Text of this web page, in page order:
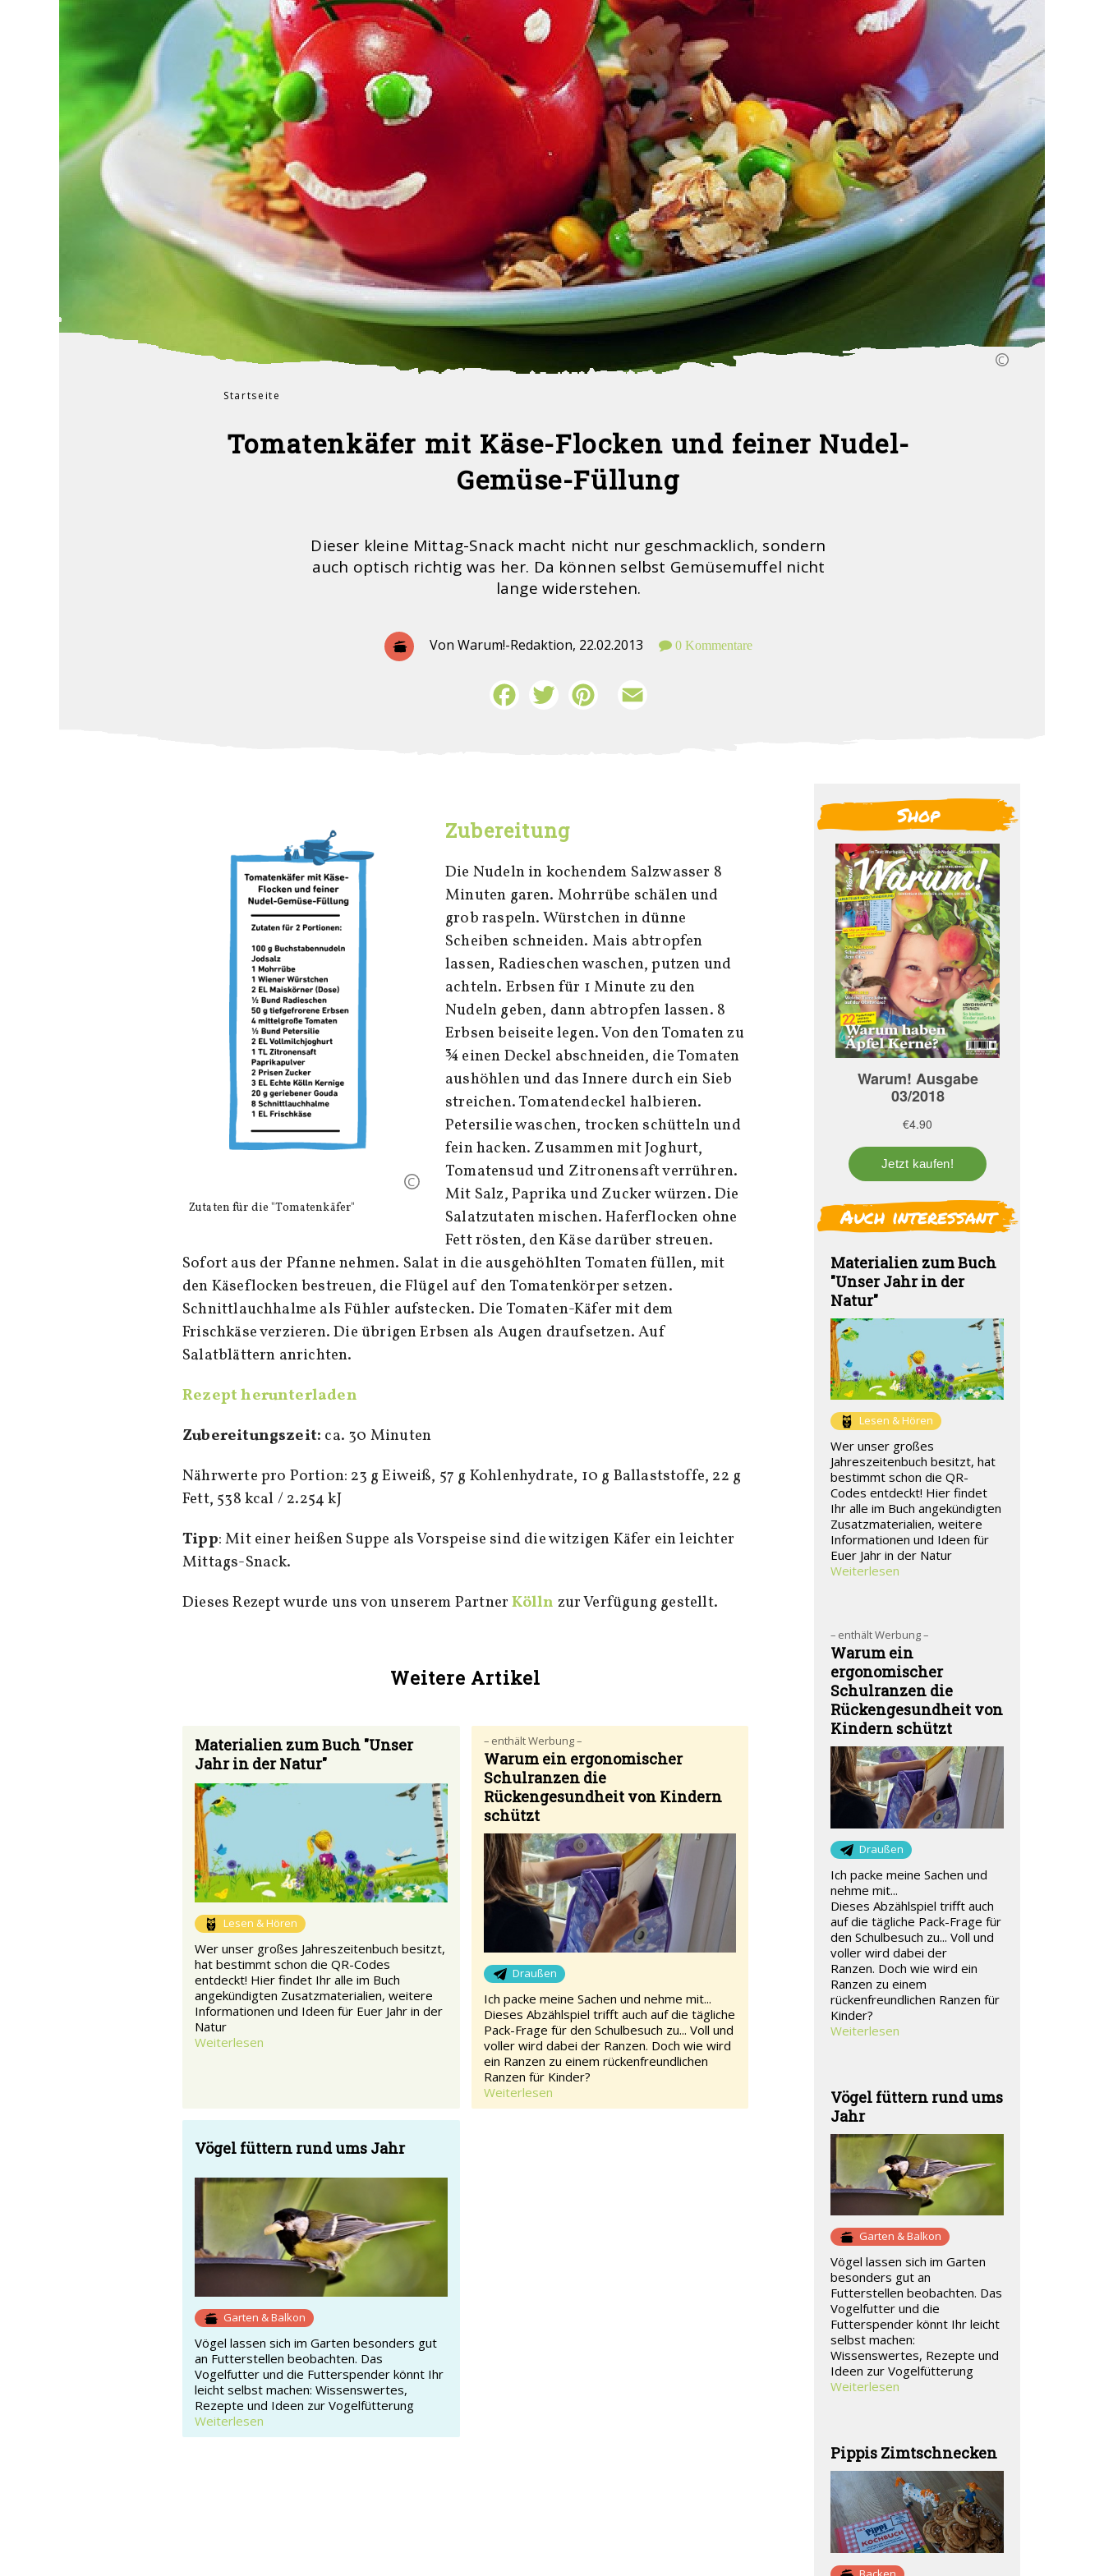
Startseite
Tomatenkäfer mit Käse-Flocken und feiner Nudel-
Gemüse-Füllung
Dieser kleine Mittag-Snack macht nicht nur geschmacklich, sondern
auch optisch richtig was her. Da können selbst Gemüsemuffel nicht
lange widerstehen.
Von Warum!-Redaktion, 22.02.2013 0 Kommentare
FacebookTwitter Pinterest
Zutaten für die "Tomatenkäfer"
Zubereitung
Die Nudeln in kochendem Salzwasser 8
Minuten garen. Mohrrübe schälen und
grob raspeln. Würstchen in dünne
Scheiben schneiden. Mais abtropfen
lassen, Radieschen waschen, putzen und
achteln. Erbsen für 1 Minute zu den
Nudeln geben, dann abtropfen lassen. 8
Erbsen beiseite legen. Von den Tomaten zu
¾ einen Deckel abschneiden, die Tomaten
aushöhlen und das Innere durch ein Sieb
streichen. Tomatendeckel halbieren.
Petersilie waschen, trocken schütteln und
fein hacken. Zusammen mit Joghurt,
Tomatensud und Zitronensaft verrühren.
Mit Salz, Paprika und Zucker würzen. Die
Salatzutaten mischen. Haferflocken ohne
Fett rösten, den Käse darüber streuen.
Sofort aus der Pfanne nehmen. Salat in die ausgehöhlten Tomaten füllen, mit
den Käseflocken bestreuen, die Flügel auf den Tomatenkörper setzen.
Schnittlauchhalme als Fühler aufstecken. Die Tomaten-Käfer mit dem
Frischkäse verzieren. Die übrigen Erbsen als Augen draufsetzen. Auf
Salatblättern anrichten.
Rezept herunterladen
Zubereitungszeit: ca. 30 Minuten
Nährwerte pro Portion: 23 g Eiweiß, 57 g Kohlenhydrate, 10 g Ballaststoffe, 22 g
Fett, 538 kcal / 2.254 kJ
Tipp: Mit einer heißen Suppe als Vorspeise sind die witzigen Käfer ein leichter
Mittags-Snack.
Dieses Rezept wurde uns von unserem PartnerKölln zur Verfügung gestellt.
Weitere Artikel
Materialien zum Buch "Unser
Jahr in der Natur"
Lesen & Hören
Wer unser großes Jahreszeitenbuch besitzt,
hat bestimmt schon die QR-Codes
entdeckt! Hier findet Ihr alle im Buch
angekündigten Zusatzmaterialien, weitere
Informationen und Ideen für Euer Jahr in der
Natur
Weiterlesen
– enthält Werbung –
Warum ein ergonomischer
Schulranzen die
Rückengesundheit von Kindern
schützt
Draußen
Ich packe meine Sachen und nehme mit...
Dieses Abzählspiel trifft auch auf die tägliche
Pack-Frage für den Schulbesuch zu... Voll und
voller wird dabei der Ranzen. Doch wie wird
ein Ranzen zu einem rückenfreundlichen
Ranzen für Kinder?
Weiterlesen
Vögel füttern rund ums Jahr
Garten & Balkon
Vögel lassen sich im Garten besonders gut
an Futterstellen beobachten. Das
Vogelfutter und die Futterspender könnt Ihr
leicht selbst machen: Wissenswertes,
Rezepte und Ideen zur Vogelfütterung
Weiterlesen
Shop
Auch interessant
Materialien zum Buch
"Unser Jahr in der
Natur"
Lesen & Hören
Wer unser großes
Jahreszeitenbuch besitzt, hat
bestimmt schon die QR-
Codes entdeckt! Hier findet
Ihr alle im Buch angekündigten
Zusatzmaterialien, weitere
Informationen und Ideen für
Euer Jahr in der Natur
Weiterlesen
– enthält Werbung –
Warum ein
ergonomischer
Schulranzen die
Rückengesundheit von
Kindern schützt
Draußen
Ich packe meine Sachen und
nehme mit...
Dieses Abzählspiel trifft auch
auf die tägliche Pack-Frage für
den Schulbesuch zu... Voll und
voller wird dabei der
Ranzen. Doch wie wird ein
Ranzen zu einem
rückenfreundlichen Ranzen für
Kinder?
Weiterlesen
Vögel füttern rund ums
Jahr
Garten & Balkon
Vögel lassen sich im Garten
besonders gut an
Futterstellen beobachten. Das
Vogelfutter und die
Futterspender könnt Ihr leicht
selbst machen:
Wissenswertes, Rezepte und
Ideen zur Vogelfütterung
Weiterlesen
Pippis Zimtschnecken